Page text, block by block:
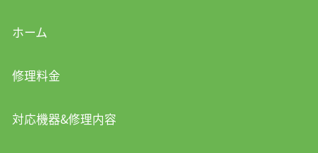
ホーム
修理料金
対応機器&修理内容